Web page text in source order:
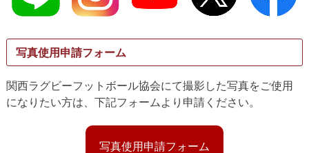
写真使用申請フォーム
関西ラグビーフットボール協会にて撮影した写真をご使用
になりたい方は、下記フォームより申請ください。
写真使用申請フォーム